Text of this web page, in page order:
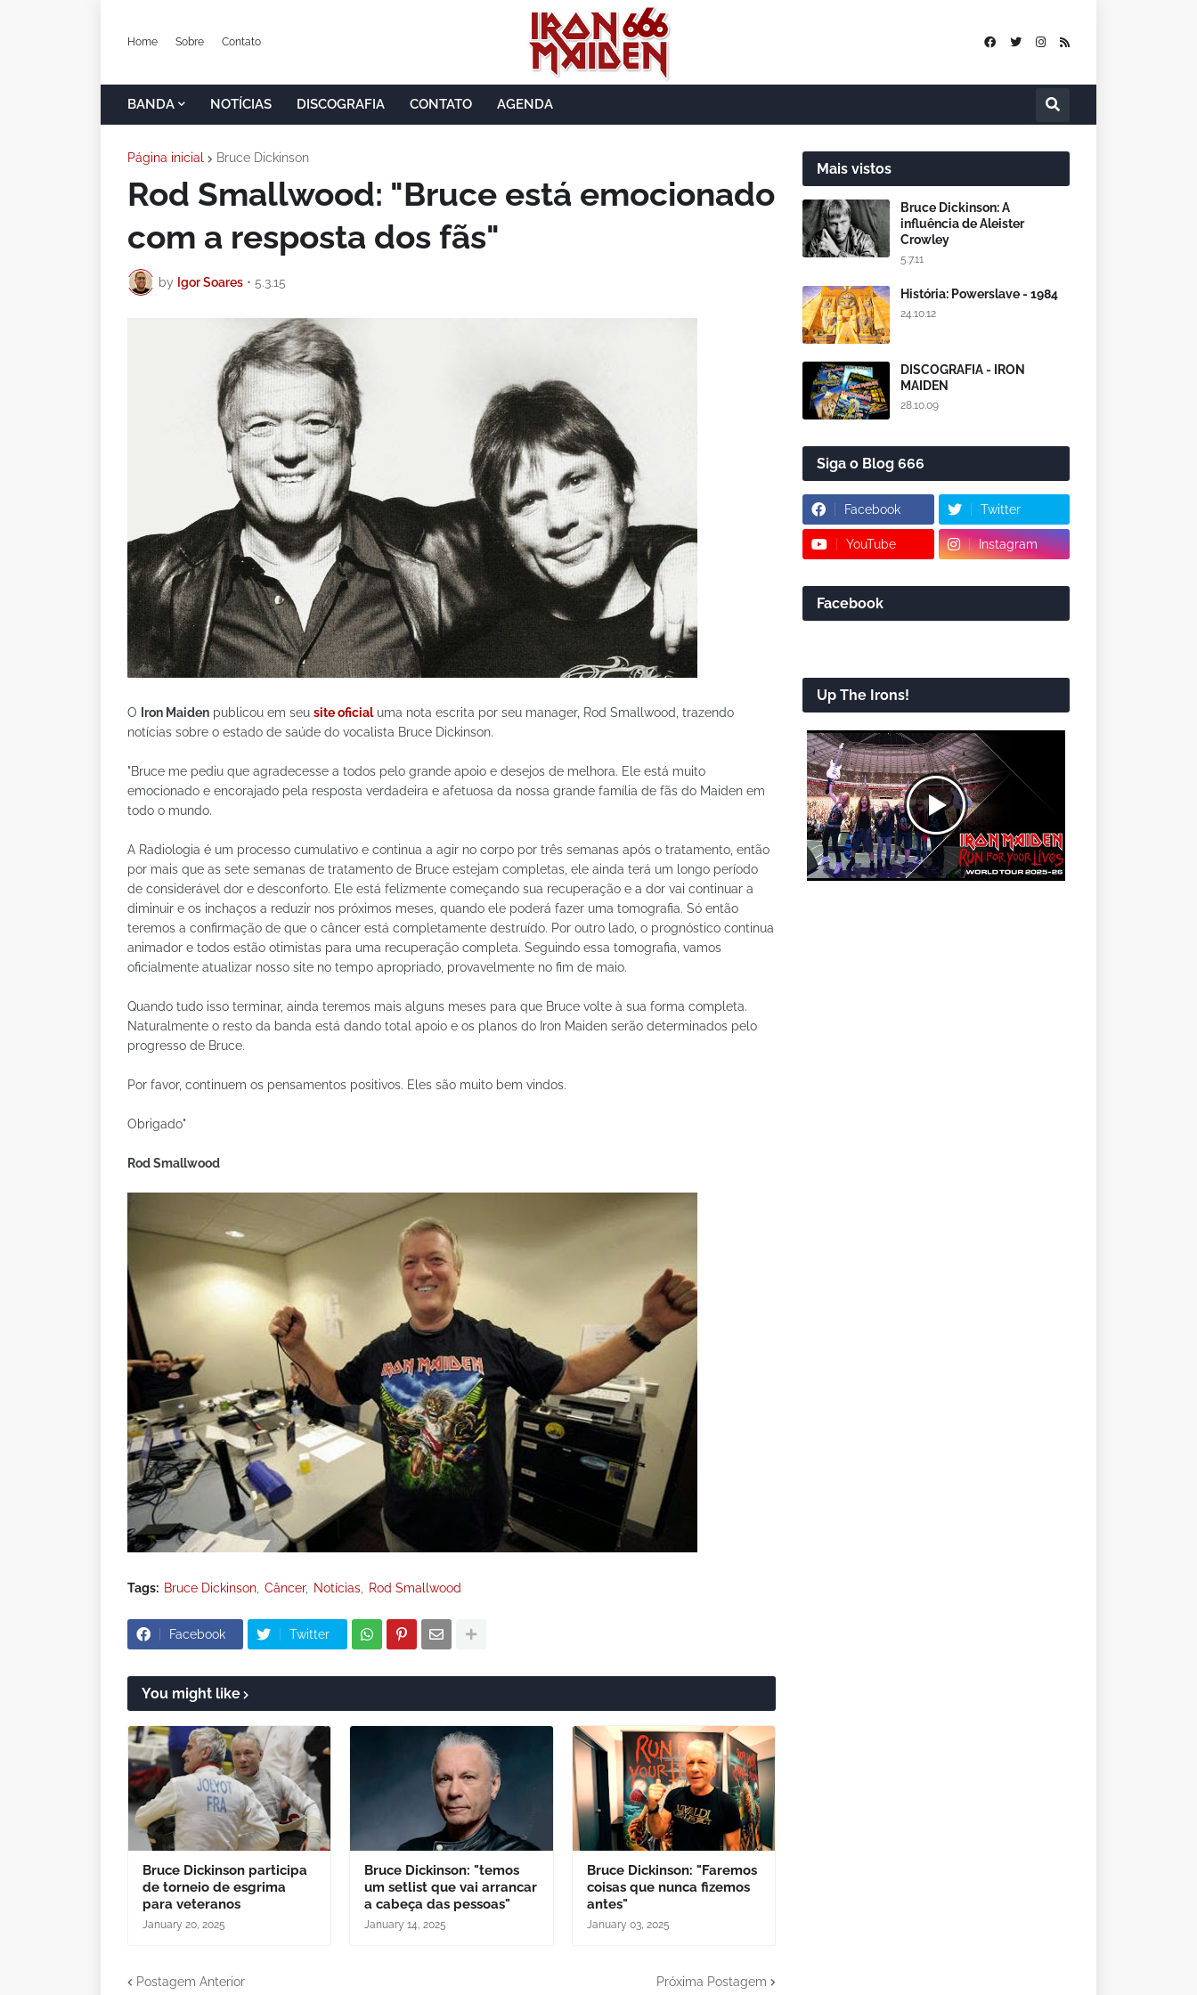
Home Sobre Contato
BANDA NOTÍCIAS DISCOGRAFIA CONTATO AGENDA
Página inicial Bruce Dickinson
Rod Smallwood: "Bruce está emocionado
com a resposta dos fãs"
by Igor Soares • 5.3.15
O Iron Maiden publicou em seu site oficialuma nota escrita por seu manager, Rod Smallwood, trazendo
notícias sobre o estado de saúde do vocalista Bruce Dickinson.
"Bruce me pediu que agradecesse a todos pelo grande apoio e desejos de melhora. Ele está muito
emocionado e encorajado pela resposta verdadeira e afetuosa da nossa grande família de fãs do Maiden em
todo o mundo.
A Radiologia é um processo cumulativo e continua a agir no corpo por três semanas após o tratamento, então
por mais que as sete semanas de tratamento de Bruce estejam completas, ele ainda terá um longo período
de considerável dor e desconforto. Ele está felizmente começando sua recuperação e a dor vai continuar a
diminuir e os inchaços a reduzir nos próximos meses, quando ele poderá fazer uma tomografia. Só então
teremos a confirmação de que o câncer está completamente destruído. Por outro lado, o prognóstico continua
animador e todos estão otimistas para uma recuperação completa. Seguindo essa tomografia, vamos
oficialmente atualizar nosso site no tempo apropriado, provavelmente no fim de maio.
Quando tudo isso terminar, ainda teremos mais alguns meses para que Bruce volte à sua forma completa.
Naturalmente o resto da banda está dando total apoio e os planos do Iron Maiden serão determinados pelo
progresso de Bruce.
Por favor, continuem os pensamentos positivos. Eles são muito bem vindos.
Obrigado"
Rod Smallwood
Tags: Bruce Dickinson Câncer Notícias Rod Smallwood
Facebook Twitter
You might like
Bruce Dickinson participa
de torneio de esgrima
para veteranos
January 20, 2025
Bruce Dickinson: "temos
um setlist que vai arrancar
a cabeça das pessoas"
January 14, 2025
Bruce Dickinson: "Faremos
coisas que nunca fizemos
antes"
January 03, 2025
Postagem Anterior Próxima Postagem
Mais vistos
Bruce Dickinson: A
influência de Aleister
Crowley
5.7.11
História: Powerslave - 1984
24.10.12
DISCOGRAFIA - IRON
MAIDEN
28.10.09
Siga o Blog 666
Facebook Twitter
YouTube Instagram
Facebook
Up The Irons!